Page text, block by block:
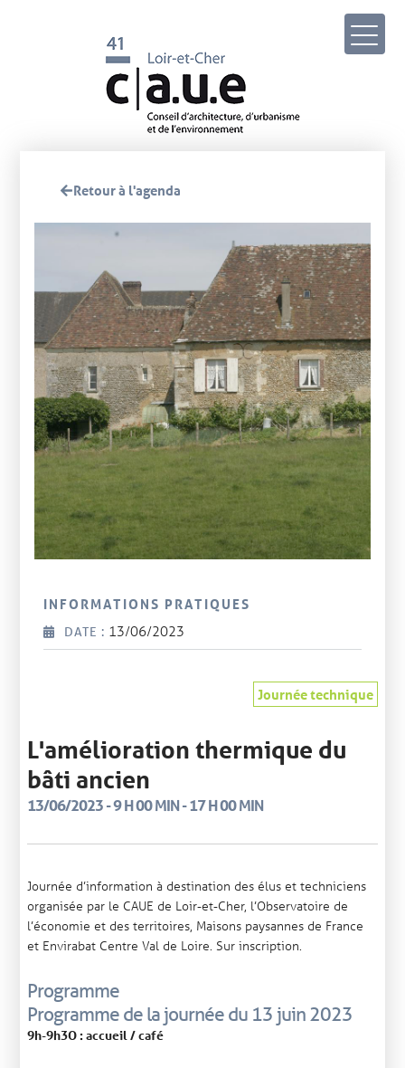
Retour à l'agenda
INFORMATIONS PRATIQUES
DATE : 13/06/2023
Journée technique
L'amélioration thermique du
bâti ancien
13/06/2023 - 9 H 00 MIN - 17 H 00 MIN
Journée d’information à destination des élus et techniciens
organisée par le CAUE de Loir-et-Cher, l’Observatoire de
l’économie et des territoires, Maisons paysannes de France
et Envirabat Centre Val de Loire. Sur inscription.
Programme
Programme de la journée du 13 juin 2023
9h-9h3O : accueil / café